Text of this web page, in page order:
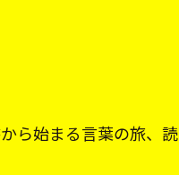
ら始まる言葉の旅、読